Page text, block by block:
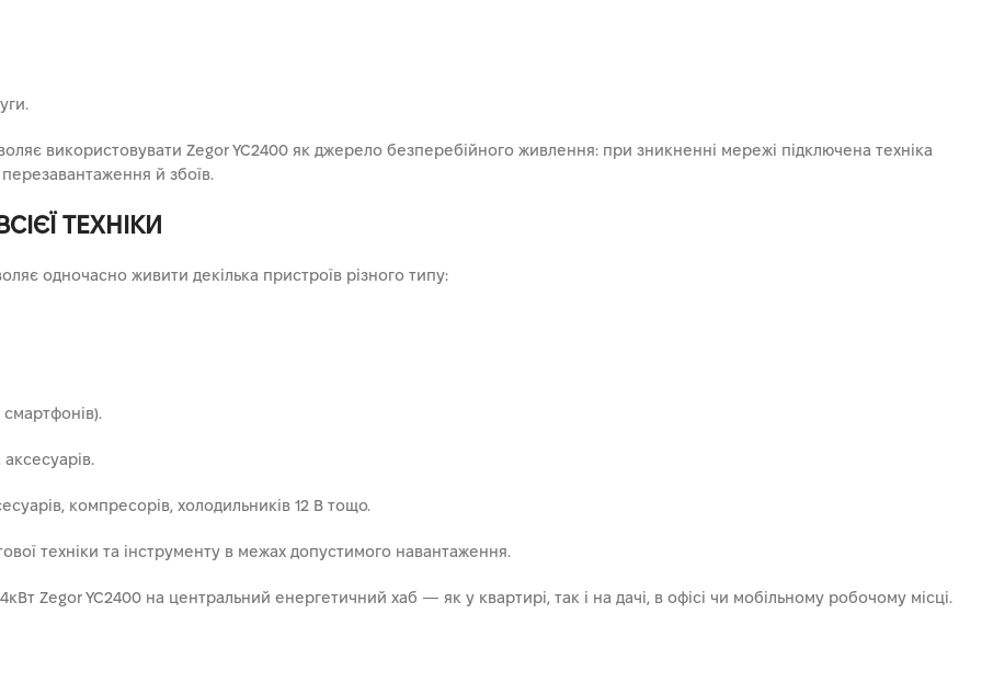
використовувати Zegor YC2400 як джерело безперебійного живлення: при зникненні мережі підключена техніка
й збоїв.
ТЕХНІКИ
одночасно живити декілька пристроїв різного типу:
смартфонів).
компресорів, холодильників 12 В тощо.
техніки та інструменту в межах допустимого навантаження.
Zegor YC2400 на центральний енергетичний хаб — як у квартирі, так і на дачі, в офісі чи мобільному робочому місці.